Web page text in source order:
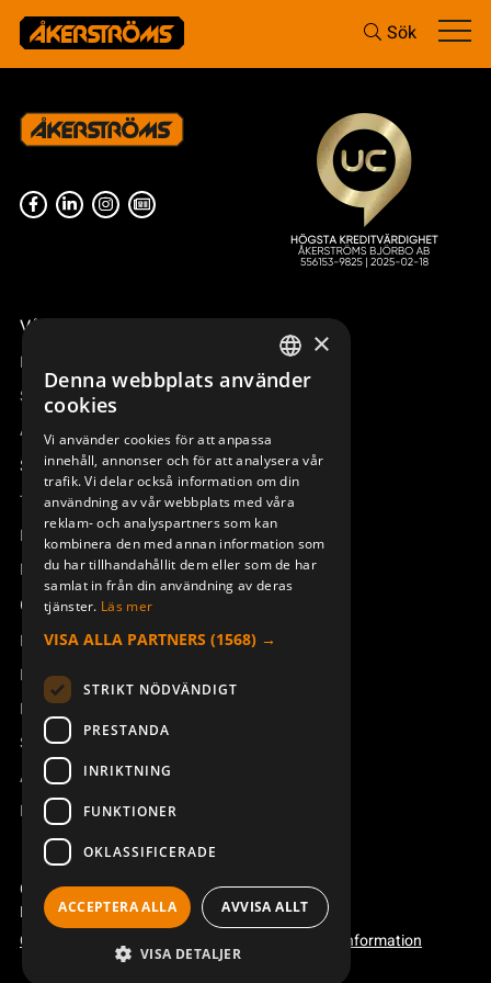
Sök
Våra radiostyrningar – översikt
Remotus
Sesam
Access_Ctrl
Support
Teknisk support
Boka service
Manualer och videoinstruktioner
Om Åkerströms
Kontakt
Nyheter
Pressrum
Säkerhet och direktiv
Allmänna villkor
REACH
Copyright ©2026 Åkerströms. All rights reserved.
Björbovägen 143, 786 97 Björbo.
Code of conduct
Webbplatsinformation
SWEDISH
DEUTSCH
×
Denna webbplats använder
cookies
Vi använder cookies för att anpassa
innehåll, annonser och för att analysera vår
trafik. Vi delar också information om din
användning av vår webbplats med våra
reklam- och analyspartners som kan
kombinera den med annan information som
du har tillhandahållit dem eller som de har
samlat in från din användning av deras
tjänster. Läs mer
VISA ALLA PARTNERS (1568) →
STRIKT NÖDVÄNDIGT
PRESTANDA
INRIKTNING
FUNKTIONER
OKLASSIFICERADE
ACCEPTERA ALLA AVVISA ALLT
VISA DETALJER